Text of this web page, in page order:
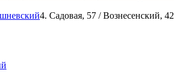
4. Садовая, 57 / Вознесенский, 42